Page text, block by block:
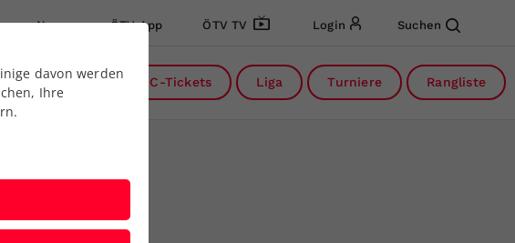
News ÖTV App ÖTV TV Login Suchen
Kreise DC-Tickets Liga Turniere Rangliste
davon werden
Ihre